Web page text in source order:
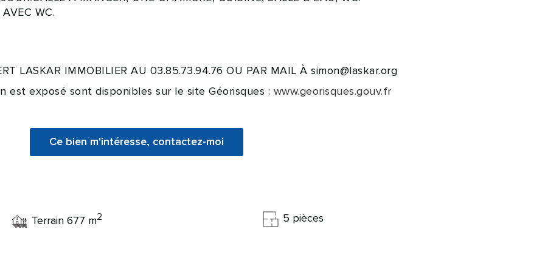
WC.
LASKAR IMMOBILIER AU 03.85.73.94.76 OU PAR MAIL À simon@laskar.org
est exposé sont disponibles sur le site Géorisques : www.georisques.gouv.fr
Ce bien m'intéresse, contactez-moi
Terrain 677 m2 5 pièces